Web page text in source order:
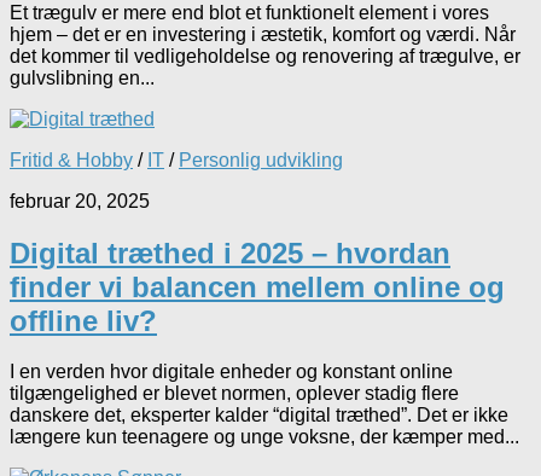
Et trægulv er mere end blot et funktionelt element i vores
hjem – det er en investering i æstetik, komfort og værdi. Når
det kommer til vedligeholdelse og renovering af trægulve, er
gulvslibning en...
Fritid & Hobby / IT / Personlig udvikling
februar 20, 2025
Digital træthed i 2025 – hvordan
finder vi balancen mellem online og
offline liv?
I en verden hvor digitale enheder og konstant online
tilgængelighed er blevet normen, oplever stadig flere
danskere det, eksperter kalder “digital træthed”. Det er ikke
længere kun teenagere og unge voksne, der kæmper med...